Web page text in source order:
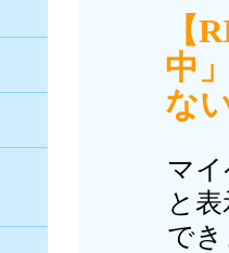
【
中
な
マ
と
で